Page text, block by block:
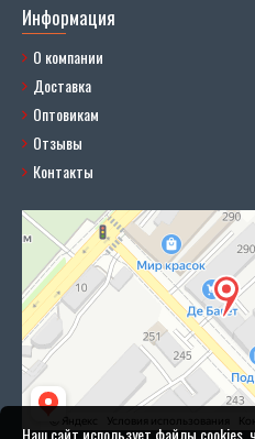
Информация
О компании
Доставка
Оптовикам
Отзывы
Контакты
Наш сайт использует файлы cookies,